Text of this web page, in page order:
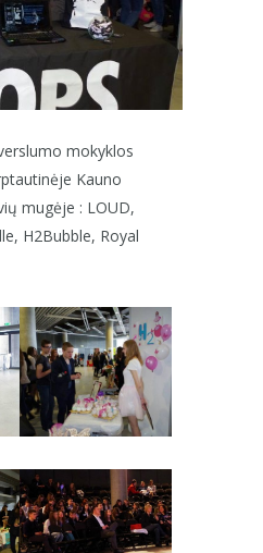
mokyklos
Kauno
mugėje : LOUD,
H2Bubble, Royal